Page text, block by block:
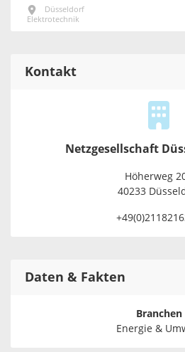
Düsseldorf
Elektrotechnik
Kontakt
Netzgesellschaft
Höherweg
40233
Daten & Fakten
Branchen
Energie &